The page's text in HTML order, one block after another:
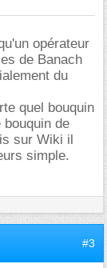
opérateur
de Banach
du
quel bouquin
de
sur Wiki il
simple.
#3